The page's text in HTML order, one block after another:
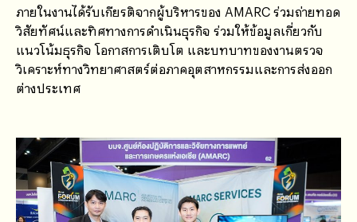
ภายในงานได้รับเกียรติจากผู้บริหารของ AMARC ร่วมถ่ายทอด
วิสัยทัศน์และทิศทางการดำเนินธุรกิจ ร่วมให้ข้อมูลเกี่ยวกับ
แนวโน้มธุรกิจ โอกาสการเติบโต และบทบาทของงานตรวจ
วิเคราะห์ทางวิทยาศาสตร์ต่อภาคอุตสาหกรรมและการส่งออก
ต่างประเทศ